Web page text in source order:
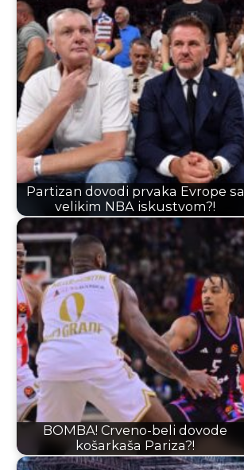
Partizan dovodi prvaka Evrope sa
velikim NBA iskustvom?!
BOMBA! Crveno-beli dovode
košarkaša Pariza?!